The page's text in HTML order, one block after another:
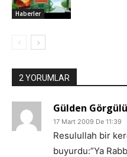
Haberler
2 YORUMLAR
Gülden Görgülü
17 Mart 2009 De 11:39
Resulullah bir
buyurdu:”Ya